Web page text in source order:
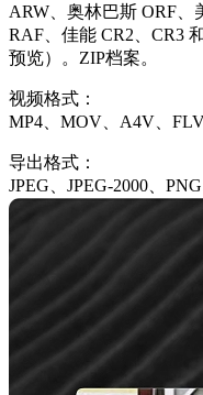
ARW、奥林巴斯 ORF、
RAF、佳能 CR2、CR3
预览）。ZIP档案。
视频格式：
MP4、MOV、A4V、
导出格式：
JPEG、JPEG-2000、